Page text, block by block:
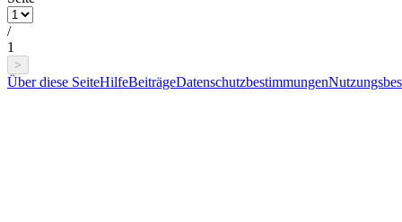
/
1
>
Über diese SeiteHilfeBeiträgeDatenschutzbestimmungen